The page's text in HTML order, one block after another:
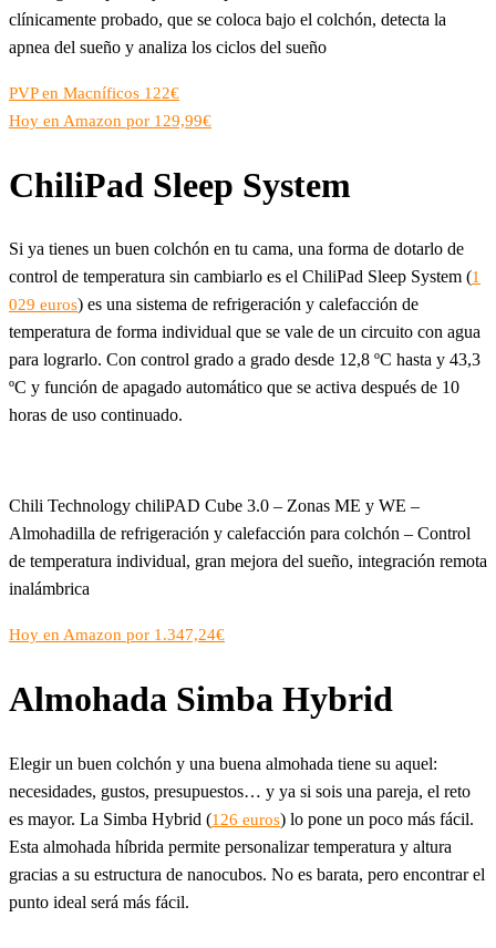
clínicamente probado, que se coloca bajo el colchón, detecta la
apnea del sueño y analiza los ciclos del sueño
PVP en Macníficos 122€
Hoy en Amazon por 129,99€
ChiliPad Sleep System
Si ya tienes un buen colchón en tu cama, una forma de dotarlo de
control de temperatura sin cambiarlo es el ChiliPad Sleep System (1
029 euros) es una sistema de refrigeración y calefacción de
temperatura de forma individual que se vale de un circuito con agua
para lograrlo. Con control grado a grado desde 12,8 ºC hasta y 43,3
ºC y función de apagado automático que se activa después de 10
horas de uso continuado.
Chili Technology chiliPAD Cube 3.0 – Zonas ME y WE –
Almohadilla de refrigeración y calefacción para colchón – Control
de temperatura individual, gran mejora del sueño, integración remota
inalámbrica
Hoy en Amazon por 1.347,24€
Almohada Simba Hybrid
Elegir un buen colchón y una buena almohada tiene su aquel:
necesidades, gustos, presupuestos… y ya si sois una pareja, el reto
es mayor. La Simba Hybrid (126 euros) lo pone un poco más fácil.
Esta almohada híbrida permite personalizar temperatura y altura
gracias a su estructura de nanocubos. No es barata, pero encontrar el
punto ideal será más fácil.